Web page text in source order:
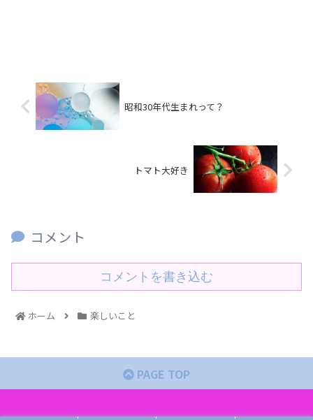
昭和30年代生まれって？
トマト大好き
コメント
コメントを書き込む
ホーム 楽しいこと
PAGE TOP